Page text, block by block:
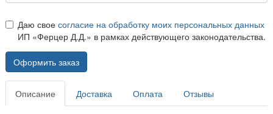
Даю свое согласие на обработку моих персональных данных
ИП «Ферцер Д.Д.» в рамках действующего законодательства.
Оформить заказ
Описание Доставка Оплата Отзывы